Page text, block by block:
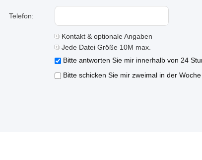
Telefon:
Kontakt & optionale Angaben
Jede Datei Größe 10M max.
Bitte antworten Sie mir innerhalb von 24
Bitte schicken Sie mir zweimal in der